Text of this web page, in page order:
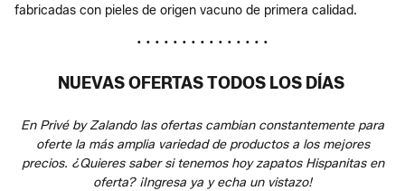
fabricadas con pieles de origen vacuno de primera calidad.
• • • • • • • • • • • • • • •
NUEVAS OFERTAS TODOS LOS DÍAS
En Privé by Zalando las ofertas cambian constantemente para
oferte la más amplia variedad de productos a los mejores
precios. ¿Quieres saber si tenemos hoy zapatos Hispanitas en
oferta? ¡Ingresa ya y echa un vistazo!